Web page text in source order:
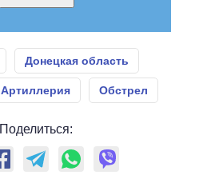
Донецкая область
Артиллерия Обстрел
Поделиться: